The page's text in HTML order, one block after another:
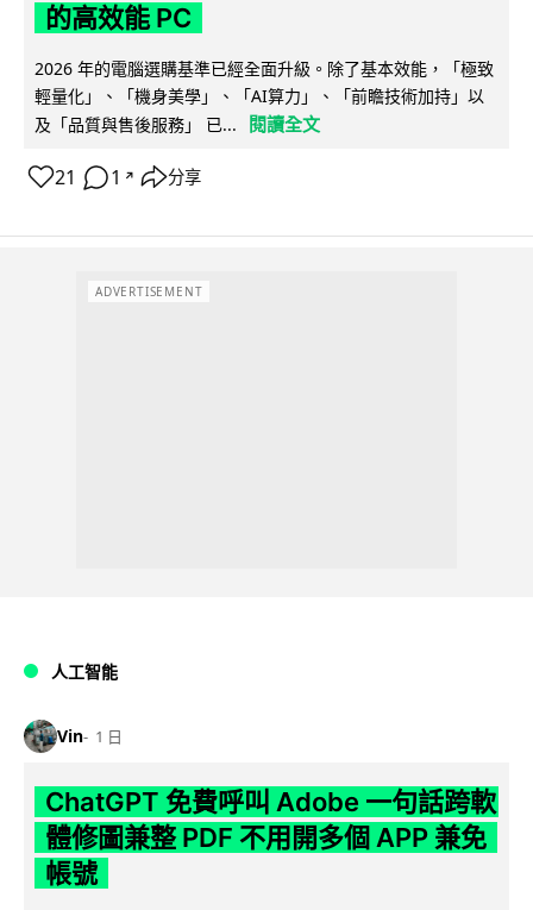
的高效能 PC
2026 年的電腦選購基準已經全面升級。除了基本效能，「極致
輕量化」、「機身美學」、「AI算力」、「前瞻技術加持」以
及「品質與售後服務」 已...
閱讀全文
21 1 ↗ 分享
ADVERTISEMENT
人工智能
Vin 1 日
ChatGPT 免費呼叫 Adobe 一句話跨軟
體修圖兼整 PDF 不用開多個 APP 兼免
帳號